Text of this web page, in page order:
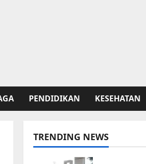
PENDIDIKAN KESEHATAN
TRENDING NEWS